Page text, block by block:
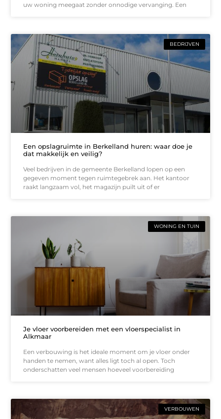
uw woning meegaat zonder onnodige vervanging. Een
BEDRIJVEN
Een opslagruimte in Berkelland huren: waar doe je
dat makkelijk en veilig?
Veel bedrijven in de gemeente Berkelland lopen op een
gegeven moment tegen ruimtegebrek aan. Het kantoor
raakt langzaam vol, het magazijn puilt uit of er
WONING EN TUIN
Je vloer voorbereiden met een vloerspecialist in
Alkmaar
Een verbouwing is het ideale moment om je vloer onder
handen te nemen, want alles ligt toch al open. Toch
onderschatten veel mensen hoeveel voorbereiding
VERBOUWEN